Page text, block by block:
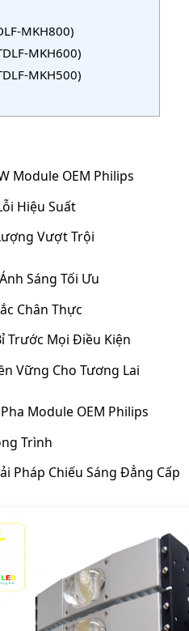
MKH800)
MKH600)
MKH500)
Module OEM Philips
Hiệu Suất
Vượt Trội
Sáng Tối Ưu
Chân Thực
Trước Mọi Điều Kiện
Vững Cho Tương Lai
Module OEM Philips
Trình
Pháp Chiếu Sáng Đẳng Cấp